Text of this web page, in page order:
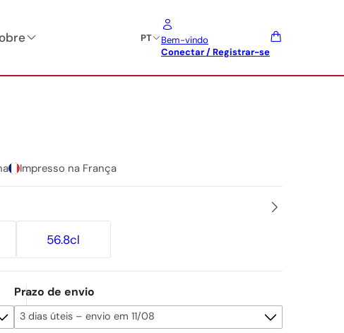
PT
Bem-vindo
Conectar / Registrar-se
Impresso na França
56.8cl
Prazo de envio